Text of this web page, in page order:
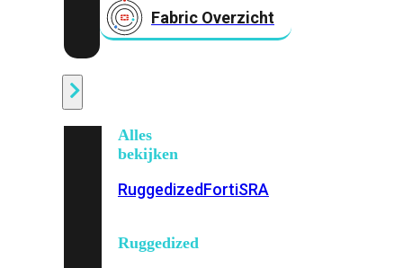
Fabric Overzicht
Alles
bekijken
RuggedizedFortiSRA
Ruggedized